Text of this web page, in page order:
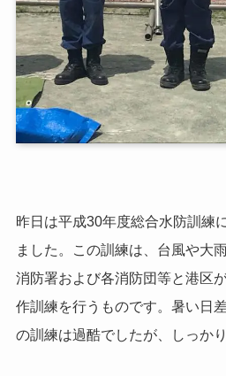
昨日は平成30年度総合水防訓練
ました。この訓練は、台風や大
消防署および各消防団等と港区
作訓練を行うものです。暑い日
の訓練は過酷でしたが、しっか